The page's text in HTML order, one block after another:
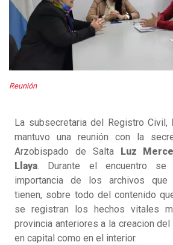
Reunión
La subsecretaria del Registro Civil,
mantuvo una reunión con la
Arzobispado de Salta Luz
Llaya. Durante el encuentro
importancia de los archivos que
tienen, sobre todo del contenido
se registran los hechos vitales
provincia anteriores a la creacion
en capital como en el interior.